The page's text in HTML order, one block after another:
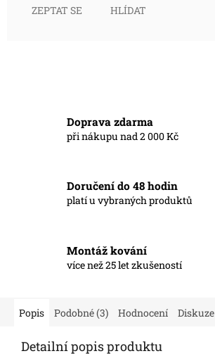
ZEPTAT SE HLÍDAT
Doprava zdarma
při nákupu nad 2 000 Kč
Doručení do 48 hodin
platí u vybraných produktů
Montáž kování
více než 25 let zkušeností
Popis Podobné (3) Hodnocení Diskuze
Detailní popis produktu